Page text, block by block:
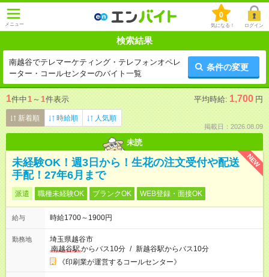
メニュー
0
気になる！ ログイン
検索結果
南越谷でテレマーケティング・テレフォンオペレ
ーター・コールセンターのバイト一覧
条件の変更
1件中1 ～ 1件表示 平均時給: 1,700 円
新着順 時給順 人気順
掲載日：2026.08.09
未読
NEW
未経験OK！週3日から！生花の注文受付や配送
手配！27年6月まで
派遣 職種未経験OK ブランクOK WEB登録・面接OK
給与 時給1700～1900円
勤務地
埼玉県越谷市
南越谷駅からバス10分 / 新越谷駅からバス10分
《印刷業が運営するコールセンター》